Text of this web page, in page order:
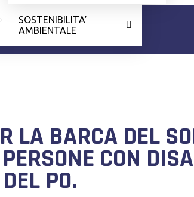
SOSTENIBILITA’
AMBIENTALE
LA BARCA DEL
CON
DEL PO.